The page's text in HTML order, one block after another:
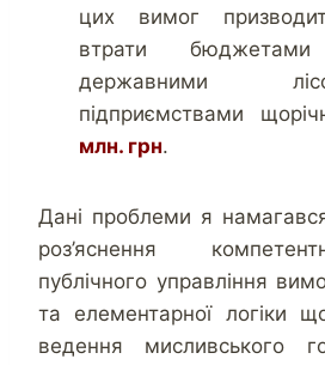
цих вимог
втрати
державними
підприємствами
млн. грн.
Дані проблеми я
роз’яснення
публічного управління
та елементарної логіки
ведення мисливського